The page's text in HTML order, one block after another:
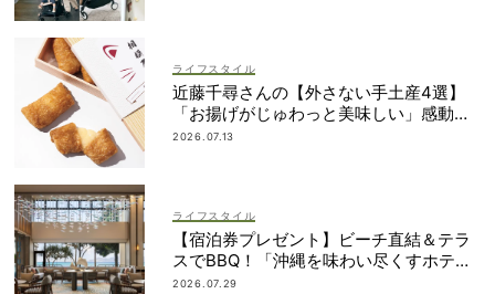
ライフスタイル
近藤千尋さんの【外さない手土産4選】
「お揚げがじゅわっと美味しい」感動も
のの逸品とは？
2026.07.13
ライフスタイル
【宿泊券プレゼント】ビーチ直結＆テラ
スでBBQ！「沖縄を味わい尽くすホテ
ル」2段ベッドやコネクティングルームも
2026.07.29